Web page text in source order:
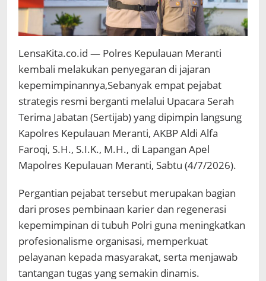
LensaKita.co.id — Polres Kepulauan Meranti
kembali melakukan penyegaran di jajaran
kepemimpinannya,Sebanyak empat pejabat
strategis resmi berganti melalui Upacara Serah
Terima Jabatan (Sertijab) yang dipimpin langsung
Kapolres Kepulauan Meranti, AKBP Aldi Alfa
Faroqi, S.H., S.I.K., M.H., di Lapangan Apel
Mapolres Kepulauan Meranti, Sabtu (4/7/2026).
Pergantian pejabat tersebut merupakan bagian
dari proses pembinaan karier dan regenerasi
kepemimpinan di tubuh Polri guna meningkatkan
profesionalisme organisasi, memperkuat
pelayanan kepada masyarakat, serta menjawab
tantangan tugas yang semakin dinamis.